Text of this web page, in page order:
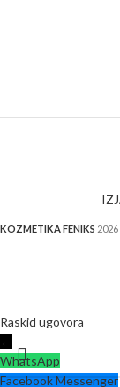
KOZMETIKA FENIKS
Raskid ugovora
←
WhatsApp
Facebook Messenger